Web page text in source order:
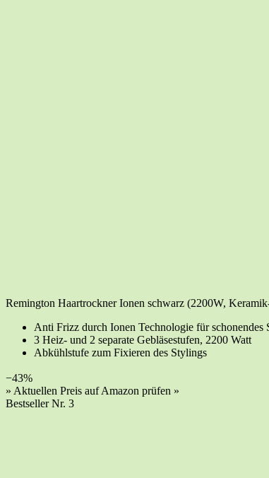
Reming­ton Haar­trock­ner Ionen schwarz (2200W,
Anti Frizz durch Ionen Tech­no­lo­gie für
3 Heiz- und 2 sepa­ra­te Geblä­se­stu­fen, 2200 Watt
Abkühl­stu­fe zum Fixie­ren des Stylings
−43%
» Aktu­el­len Preis auf Ama­zon prü­fen »
Best­sel­ler Nr. 3